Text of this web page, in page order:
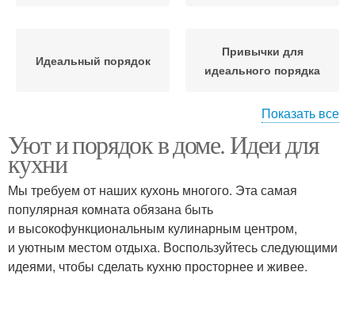
Идеальный порядок
Привычки для
идеального порядка
Порядок в квартире Чистота на кухне
Показать все
Уют и порядок в доме. Идеи для
кухни
Мы требуем от наших кухонь многого. Эта самая
популярная комната обязана быть
и высокофункциональным кулинарным центром,
и уютным местом отдыха. Воспользуйтесь следующими
идеями, чтобы сделать кухню просторнее и живее.